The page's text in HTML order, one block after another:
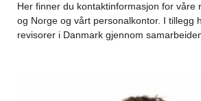
Her finner du kontaktinformasjon for våre
og Norge og vårt personalkontor. I tillegg
revisorer i Danmark gjennom